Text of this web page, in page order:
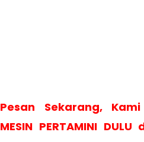
Pesan Sekarang,
MESIN PERTAMINI DULU